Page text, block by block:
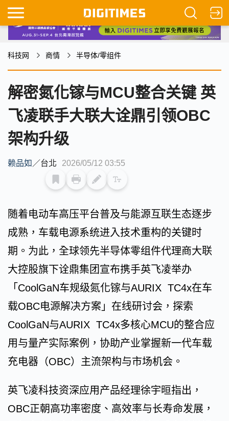
科技网 商情 半导体/零组件
解密氮化镓与MCU整合关键 英
飞凌联手大联大诠鼎引领OBC
架构升级
赖品如 ／台北 2026/05/12 03:55
随着电动车高压平台普及与能源互联生态逐步
成熟，车载电源系统进入技术重构的关键时
期。为此，全球领先半导体零组件代理商大联
大控股旗下诠鼎集团宣布携手英飞凌举办
「CoolGaN车规级氮化镓与AURIX TC4x在车
载OBC电源解决方案」在线研讨会，探索
CoolGaN与AURIX TC4x多核心MCU的整合应
用与量产实际案例，协助产业掌握新一代车载
充电器（OBC）主流架构与市场机会。
英飞凌科技资深应用产品经理徐宇晅指出，
OBC正朝高功率密度、高效率与长寿命发展，